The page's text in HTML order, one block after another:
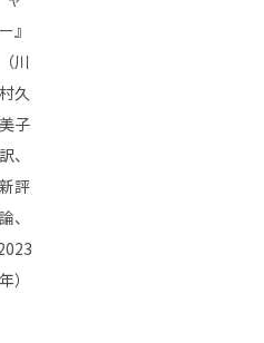
ー』
（川
村久
美子
訳、
新評
論、
年）